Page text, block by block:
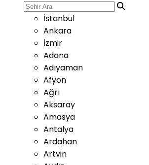
İstanbul
Ankara
İzmir
Adana
Adıyaman
Afyon
Ağrı
Aksaray
Amasya
Antalya
Ardahan
Artvin